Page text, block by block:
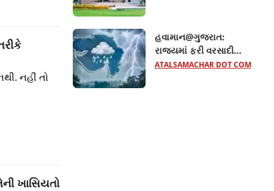
નહીં તો
ખાસિયતો
હવામાન@ગુજરાત:
રાજ્યમાં ફરી વરસાદી
માહોલ જામશે, આ
ATALSAMACHAR DOT COM